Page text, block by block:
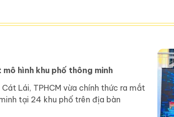
hình khu phố thông minh
Lái, TPHCM vừa chính thức ra mắt
tại 24 khu phố trên địa bàn